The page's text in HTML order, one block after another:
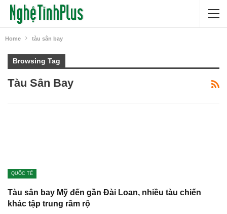
Home tàu sân bay
Browsing Tag
Tàu Sân Bay
QUỐC TẾ
Tàu sân bay Mỹ đến gần Đài Loan, nhiều tàu chiến
khác tập trung rầm rộ